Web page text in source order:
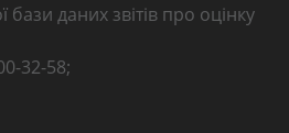
даних звітів про оцінку
32-58;